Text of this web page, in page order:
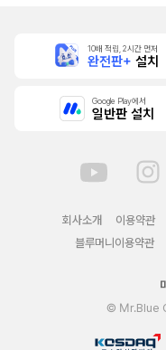
10배 적립, 2시간 먼저
완전판+ 설치
Google Play에서
일반판 설치
회사소개 이용약관
블루머니이용약관
© Mr.Blue